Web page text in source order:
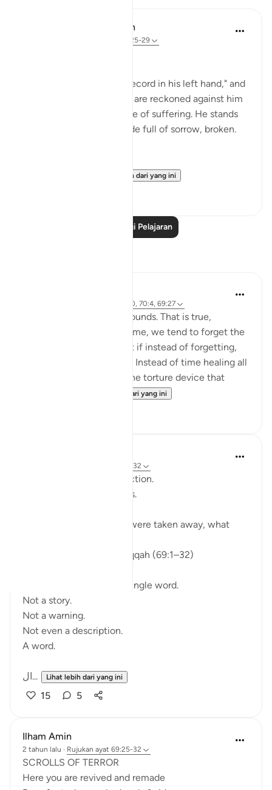
In the Shade of the Quran
ayat 69:25-29
"But he who is given his record in his left hand," and
knows that his bad deeds are reckoned against him
realizes that his fate is one of suffering. He stands
among this great multitude full of sorrow, broken.
Lihat lebih dari yang ini
Baca Lagi Pelajaran
ayat 91:9-10, 70:4, 69:27
They say time heals all wounds. That is true,
because bit by bit, with time, we tend to forget the
pain & suffering. But what if instead of forgetting,
we remembered instead? Instead of time healing all
wounds, time becomes the torture device that
Lihat lebih dari yang ini
ayat 69:1-32
From Recitation to Reflection.
When Only Truth Remains.
If everything you rely on were taken away, what
Isha Prayer · Surah Al-Haqqah (69:1–32)
The surah begins with a single word.
Not a story.
Not a warning.
Not even a description.
A word.
ال... Lihat lebih dari yang ini
15 5
Ilham Amin
2 tahun lalu · Rujukan ayat 69:25-32
SCROLLS OF TERROR
Here you are revived and remade